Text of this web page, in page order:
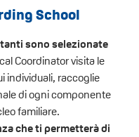
School
sono selezionate
Coordinator visita le
individuali, raccoglie
di ogni componente
familiare.
che ti permetterà di